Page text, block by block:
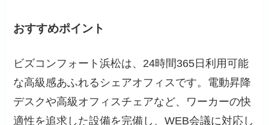
おすすめポイント
ビズコンフォート浜松は、24時間365日利用可能
な高級感あふれるシェアオフィスです。電動昇降
デスクや高級オフィスチェアなど、ワーカーの快
適性を追求した設備を完備し、WEB会議に対応し